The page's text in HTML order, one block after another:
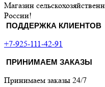
Магазин
России!
ПОДДЕРЖКА КЛИЕНТОВ
+7-925-111-42-91
ПРИНИМАЕМ ЗАКАЗЫ
Принимаем заказы 24/7